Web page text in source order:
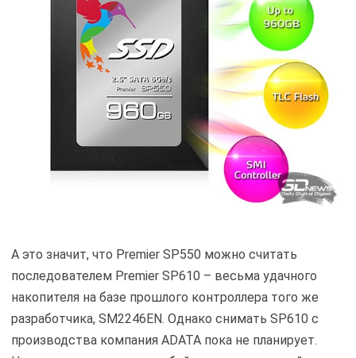
А это значит, что Premier SP550 можно считать
последователем Premier SP610 – весьма удачного
накопителя на базе прошлого контроллера того же
разработчика, SM2246EN. Однако снимать SP610 с
производства компания ADATA пока не планирует.